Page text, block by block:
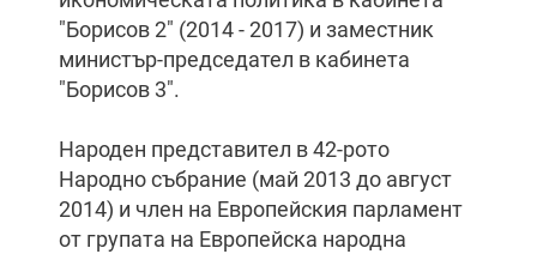
"Борисов 2" (2014 - 2017) и заместник
министър-председател в кабинета
"Борисов 3".
Народен представител в 42-рото
Народно събрание (май 2013 до август
2014) и член на Европейския парламент
от групата на Европейска народна